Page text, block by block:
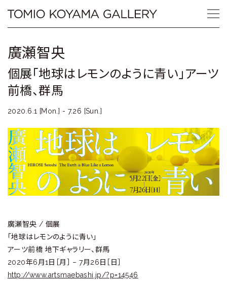
content
Tomio
Gallery
小
登
美
夫
ギ
ラ
リ
ー
廣瀬智央
個展「地球はレモンのように青い」アーツ
前橋、群馬
2020.6.1 [Mon.] - 7.26 [Sun.]
廣瀬智央 / 個展
「地球はレモンのように青い」
アーツ前橋 地下ギャラリー、群馬
2020年6月1日［月］ – 7月26日［日］
http://www.artsmaebashi.jp/?p=14546